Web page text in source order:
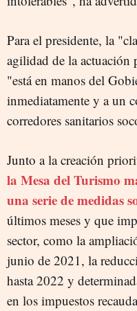
Para el presidente, la
agilidad de la actuación
"está en manos del
inmediatamente y a un
corredores sanitarios
Junto a la creación
la Mesa del Turismo
una serie de medidas
últimos meses y que
sector, como la
junio de 2021, la
hasta 2022 y
en los impuestos